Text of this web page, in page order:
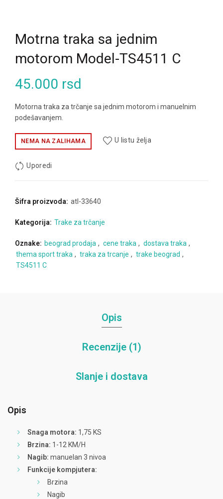
Motrna traka sa jednim
motorom Model-TS4511 C
45.000 rsd
Motorna traka za trčanje sa jednim motorom i manuelnim
podešavanjem.
NEMA NA ZALIHAMA U listu želja
Uporedi
Šifra proizvoda: atl-33640
Kategorija: Trake za trčanje
Oznake: beograd prodaja , cene traka , dostava traka ,
thema sport traka , traka za trcanje , trake beograd ,
TS4511 C
Opis
Recenzije (1)
Slanje i dostava
Opis
Snaga motora: 1,75 KS
Brzina: 1-12 KM/H
Nagib: manuelan 3 nivoa
Funkcije kompjutera:
Brzina
Nagib